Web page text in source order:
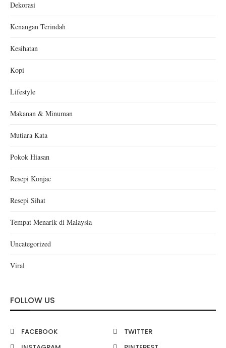
Dekorasi
Kenangan Terindah
Kesihatan
Kopi
Lifestyle
Makanan & Minuman
Mutiara Kata
Pokok Hiasan
Resepi Konjac
Resepi Sihat
Tempat Menarik di Malaysia
Uncategorized
Viral
FOLLOW US
FACEBOOK
TWITTER